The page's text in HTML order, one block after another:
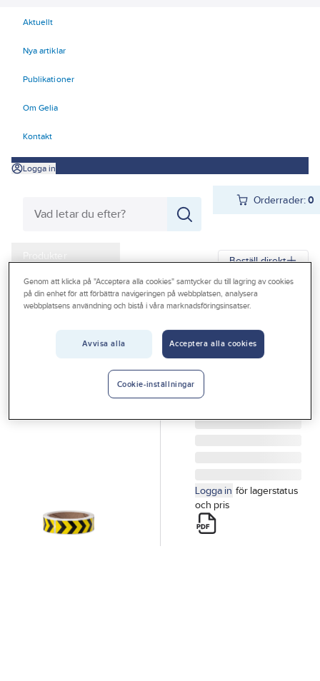
Aktuellt
Nya artiklar
Publikationer
Om Gelia
Kontakt
Logga in
Orderrader:0
Produkter
Kampanjer
Outlet
Beställ direkt
Gelia Produkter Gelia Fästmaterial Tejp & Tätning
Besiktningstejp
BESIKTNINGSTEJP
SNICKARE
GUL/SVART
Logga in för lagerstatus
och pris
Genom att klicka på "Acceptera alla cookies" samtycker du till lagring av cookies
på din enhet för att förbättra navigeringen på webbplatsen, analysera
webbplatsens användning och bistå i våra marknadsföringsinsatser.
Avvisa alla Acceptera alla cookies
Cookie-inställningar